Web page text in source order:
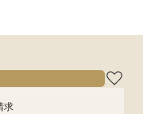
求